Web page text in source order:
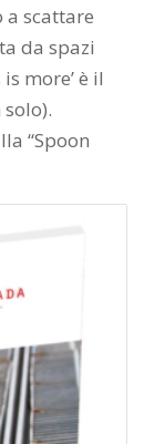
scattare
da spazi
more’ è il
“Spoon